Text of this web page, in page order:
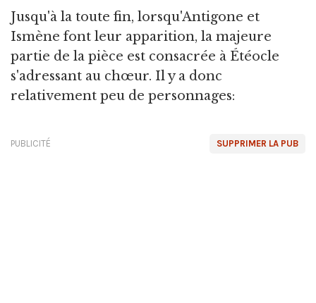
Jusqu'à la toute fin, lorsqu'Antigone et
Ismène font leur apparition, la majeure
partie de la pièce est consacrée à Étéocle
s'adressant au chœur. Il y a donc
relativement peu de personnages:
SUPPRIMER LA PUB
PUBLICITÉ